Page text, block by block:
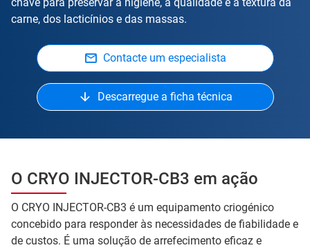
carne, dos lacticínios e das massas.
Contacte um especialista
Descarregue a ficha técnica
O CRYO INJECTOR-CB3 em ação
O CRYO INJECTOR-CB3 é um equipamento criogénico
concebido para responder às necessidades de fiabilidade e
de custos. É uma solução de arrefecimento eficaz e